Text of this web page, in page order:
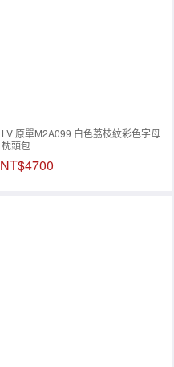
LV 原單M2A099 白色荔枝紋彩色字母
枕頭包
NT$4700